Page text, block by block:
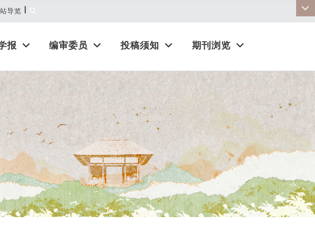
报 编审委员 投稿须知 期刊浏览
导览 |